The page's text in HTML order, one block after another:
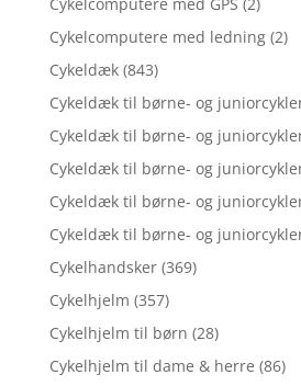
Cykelcomputere med GPS (2)
Cykelcomputere med ledning (2)
Cykeldæk (843)
Cykeldæk til børne- og
Cykeldæk til børne- og
Cykeldæk til børne- og
Cykeldæk til børne- og
Cykeldæk til børne- og
Cykelhandsker (369)
Cykelhjelm (357)
Cykelhjelm til børn (28)
Cykelhjelm til dame & herre (86)